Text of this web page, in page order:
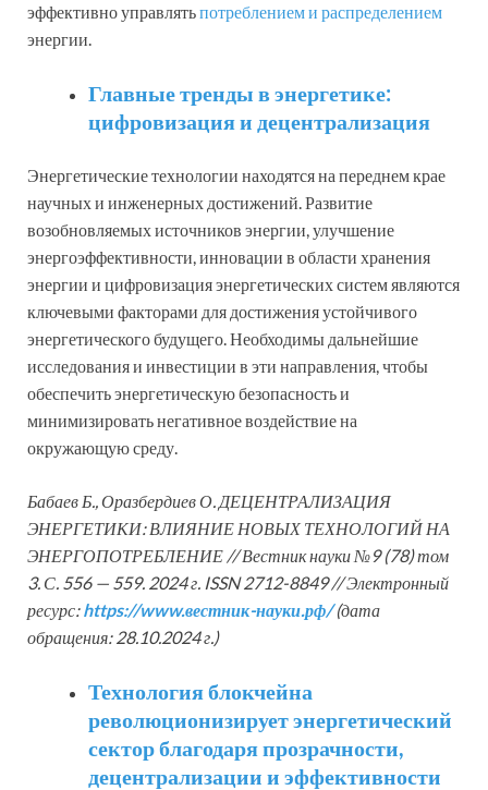
эффективно управлятьпотреблением и распределением
энергии.
Главные тренды в энергетике:
цифровизация и децентрализация
Энергетические технологии находятся на переднем крае
научных и инженерных достижений. Развитие
возобновляемых источников энергии, улучшение
энергоэффективности, инновации в области хранения
энергии и цифровизация энергетических систем являются
ключевыми факторами для достижения устойчивого
энергетического будущего. Необходимы дальнейшие
исследования и инвестиции в эти направления, чтобы
обеспечить энергетическую безопасность и
минимизировать негативное воздействие на
окружающую среду.
Бабаев Б., Оразбердиев О. ДЕЦЕНТРАЛИЗАЦИЯ
ЭНЕРГЕТИКИ: ВЛИЯНИЕ НОВЫХ ТЕХНОЛОГИЙ НА
ЭНЕРГОПОТРЕБЛЕНИЕ // Вестник науки №9 (78) том
3. С. 556 — 559. 2024 г. ISSN 2712-8849 // Электронный
ресурс:https://www.вестник-науки.рф/ (дата
обращения: 28.10.2024 г.)
Технология блокчейна
революционизирует энергетический
сектор благодаря прозрачности,
децентрализации и эффективности